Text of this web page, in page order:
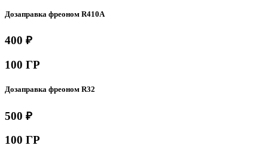
Дозаправка фреоном R410A
400 ₽
100 ГР
Дозаправка фреоном R32
500 ₽
100 ГР